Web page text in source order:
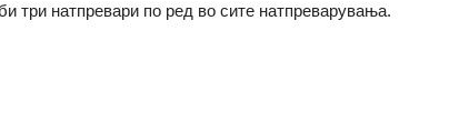
три натпревари по ред во сите натпреварувања.